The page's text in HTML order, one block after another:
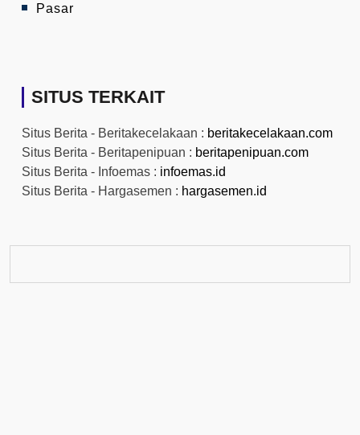
Pasar
SITUS TERKAIT
Situs Berita - Beritakecelakaan : beritakecelakaan.com
Situs Berita - Beritapenipuan : beritapenipuan.com
Situs Berita - Infoemas : infoemas.id
Situs Berita - Hargasemen : hargasemen.id